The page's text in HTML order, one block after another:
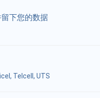
下您的数据
Telcell, UTS